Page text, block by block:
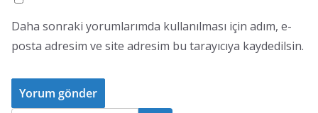
Daha sonraki yorumlarımda kullanılması için adım, e-
posta adresim ve site adresim bu tarayıcıya kaydedilsin.